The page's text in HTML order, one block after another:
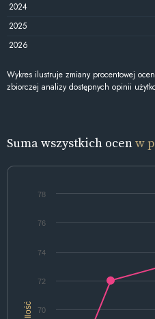
2024
2025
2026
Wykres ilustruje zmiany procentowej
zbiorczej analizy dostępnych opinii
Suma wszystkich ocenw
Ilość 70
72
74
76
78